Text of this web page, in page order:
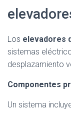
Los elevadores
sistemas
desplazamiento
Componentes
Un sistema